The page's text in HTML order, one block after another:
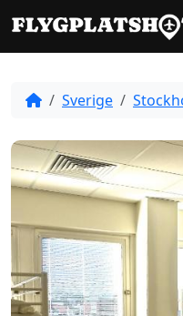
Sverige